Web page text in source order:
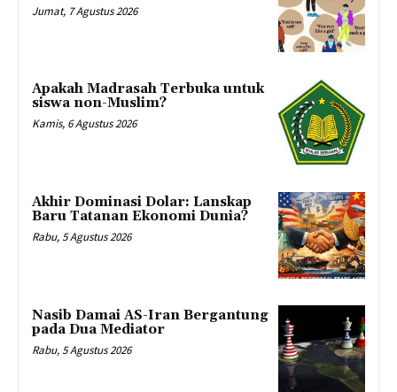
Jumat, 7 Agustus 2026
Apakah Madrasah Terbuka untuk
siswa non-Muslim?
Kamis, 6 Agustus 2026
Akhir Dominasi Dolar: Lanskap
Baru Tatanan Ekonomi Dunia?
Rabu, 5 Agustus 2026
Nasib Damai AS-Iran Bergantung
pada Dua Mediator
Rabu, 5 Agustus 2026